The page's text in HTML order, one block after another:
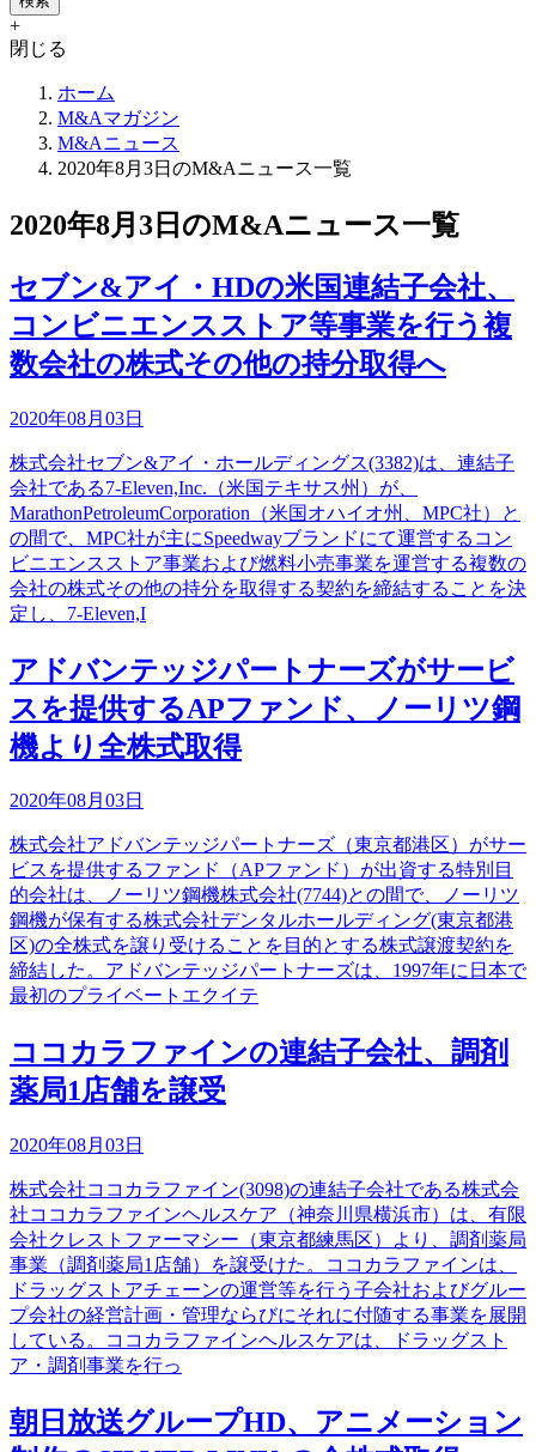
+
閉じる
ホーム
M&Aマガジン
M&Aニュース
2020年8月3日のM&Aニュース一覧
2020年8月3日のM&Aニュース一覧
セブン&アイ・HDの米国連結子会社、
コンビニエンスストア等事業を行う複
数会社の株式その他の持分取得へ
2020年08月03日
株式会社セブン&アイ・ホールディングス(3382)は、連結子
会社である7-Eleven,Inc.（米国テキサス州）が、
MarathonPetroleumCorporation（米国オハイオ州、MPC社）と
の間で、MPC社が主にSpeedwayブランドにて運営するコン
ビニエンスストア事業および燃料小売事業を運営する複数の
会社の株式その他の持分を取得する契約を締結することを決
定し、7-Eleven,I
アドバンテッジパートナーズがサービ
スを提供するAPファンド、ノーリツ鋼
機より全株式取得
2020年08月03日
株式会社アドバンテッジパートナーズ（東京都港区）がサー
ビスを提供するファンド（APファンド）が出資する特別目
的会社は、ノーリツ鋼機株式会社(7744)との間で、ノーリツ
鋼機が保有する株式会社デンタルホールディング(東京都港
区)の全株式を譲り受けることを目的とする株式譲渡契約を
締結した。アドバンテッジパートナーズは、1997年に日本で
最初のプライベートエクイテ
ココカラファインの連結子会社、調剤
薬局1店舗を譲受
2020年08月03日
株式会社ココカラファイン(3098)の連結子会社である株式会
社ココカラファインヘルスケア（神奈川県横浜市）は、有限
会社クレストファーマシー（東京都練馬区）より、調剤薬局
事業（調剤薬局1店舗）を譲受けた。ココカラファインは、
ドラッグストアチェーンの運営等を行う子会社およびグルー
プ会社の経営計画・管理ならびにそれに付随する事業を展開
している。ココカラファインヘルスケアは、ドラッグスト
ア・調剤事業を行っ
朝日放送グループHD、アニメーション